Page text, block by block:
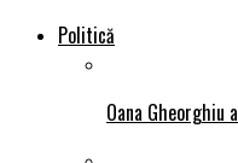
Politică
Oana